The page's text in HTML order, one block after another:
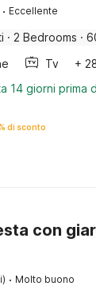
· Eccellente
· 2 Bedrooms ·
Tv
+
14 giorni prima
di sconto
con
· Molto buono